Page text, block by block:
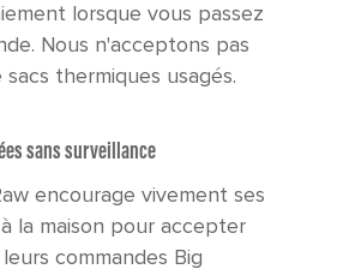
lorsque vous passez
Nous n'acceptons pas
thermiques usagés.
sans surveillance
encourage vivement ses
la maison pour accepter
commandes Big